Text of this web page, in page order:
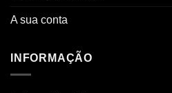
A sua conta
INFORMAÇÃO